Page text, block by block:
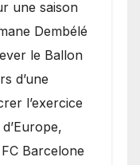
une saison
Dembélé
le Ballon
d’une
l’exercice
Barcelone